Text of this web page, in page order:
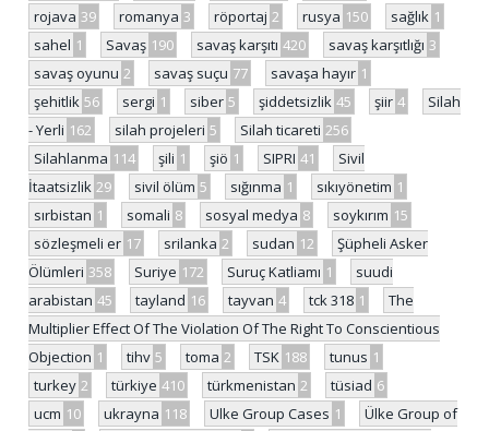
rojava 39 romanya 3 röportaj 2 rusya 150 sağlık 1
sahel 1 Savaş 190 savaş karşıtı 420 savaş karşıtlığı 3
savaş oyunu 2 savaş suçu 77 savaşa hayır 1
şehitlik 56 sergi 1 siber 5 şiddetsizlik 45 şiir 4
Silah
- Yerli 162 silah projeleri 5 Silah ticareti 256
Silahlanma 114 şili 1 şiö 1 SIPRI 41
Sivil
İtaatsizlik 29 sivil ölüm 5 sığınma 1 sıkıyönetim 1
sırbistan 1 somali 8 sosyal medya 8 soykırım 15
sözleşmeli er 17 srilanka 2 sudan 12
Şüpheli Asker
Ölümleri 358 Suriye 172 Suruç Katliamı 1
suudi
arabistan 45 tayland 16 tayvan 4 tck 318 1
The
Multiplier Effect Of The Violation Of The Right To Conscientious
Objection 1 tihv 5 toma 2 TSK 188 tunus 1
turkey 2 türkiye 410 türkmenistan 2 tüsiad 6
ucm 10 ukrayna 118 Ulke Group Cases 1
Ülke Group of